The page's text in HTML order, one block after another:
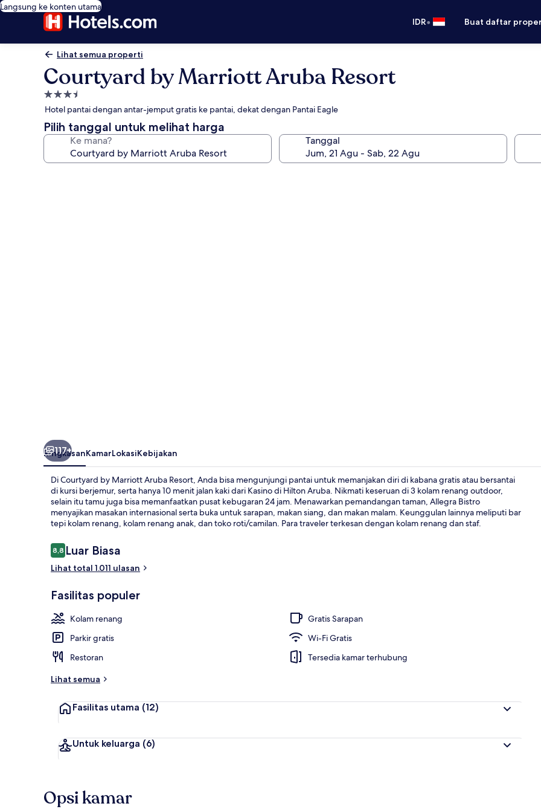
Langsung ke konten utama
IDR• Buat daftar
Lihat semua properti
Courtyard by Marriott Aruba Resort
Properti
bintang
3.5
Hotel pantai dengan antar-jemput gratis ke pantai, dekat dengan Pantai Eagle
Pilih tanggal untuk melihat harga
Ke mana? Tanggal
3 kolam
117+
RingkasanKamarLokasiKebijakan
Di Courtyard by Marriott Aruba Resort, Anda bisa mengunjungi pantai untuk memanjakan diri di kabana gratis atau bersantai
di kursi berjemur, serta hanya 10 menit jalan kaki dari Kasino di Hilton Aruba. Nikmati keseruan di 3 kolam renang outdoor,
selain itu tamu juga bisa memanfaatkan pusat kebugaran 24 jam. Menawarkan pemandangan taman, Allegra Bistro
menyajikan masakan internasional serta buka untuk sarapan, makan siang, dan makan malam. Keunggulan lainnya meliputi bar
tepi kolam renang, kolam renang anak, dan toko roti/camilan. Para traveler terkesan dengan kolam renang dan staf.
Ulasan
8,88,8 dari 10
Luar Biasa
Lihat total 1.011 ulasan
Fasilitas populer
Kolam renang
Gratis Sarapan
Parkir gratis
Wi-Fi Gratis
Restoran
Tersedia kamar terhubung
Lihat semua
Fasilitas utama (12)
Untuk keluarga (6)
Opsi kamar